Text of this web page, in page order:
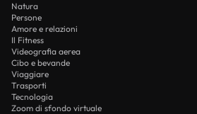
Natura
Persone
Amore e relazioni
Il Fitness
Videografia aerea
Cibo e bevande
Viaggiare
Trasporti
Tecnologia
Zoom di sfondo virtuale